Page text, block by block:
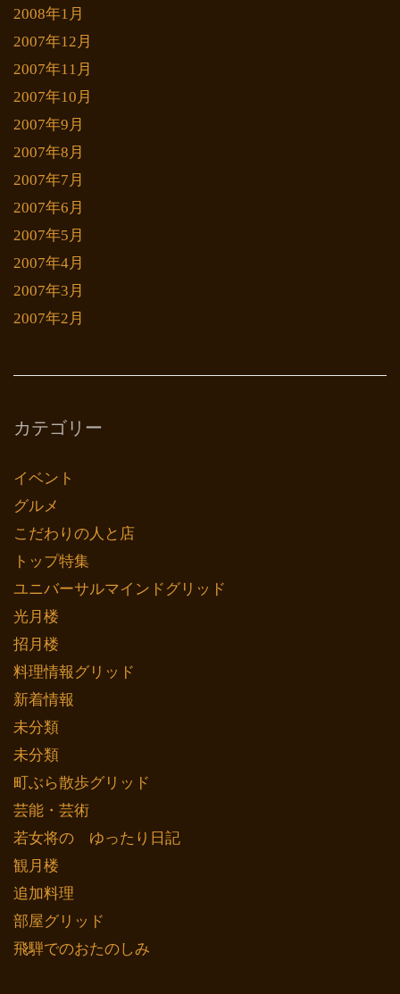
2008年1月
2007年12月
2007年11月
2007年10月
2007年9月
2007年8月
2007年7月
2007年6月
2007年5月
2007年4月
2007年3月
2007年2月
カテゴリー
イベント
グルメ
こだわりの人と店
トップ特集
ユニバーサルマインドグリッド
光月楼
招月楼
料理情報グリッド
新着情報
未分類
未分類
町ぶら散歩グリッド
芸能・芸術
若女将の ゆったり日記
観月楼
追加料理
部屋グリッド
飛騨でのおたのしみ